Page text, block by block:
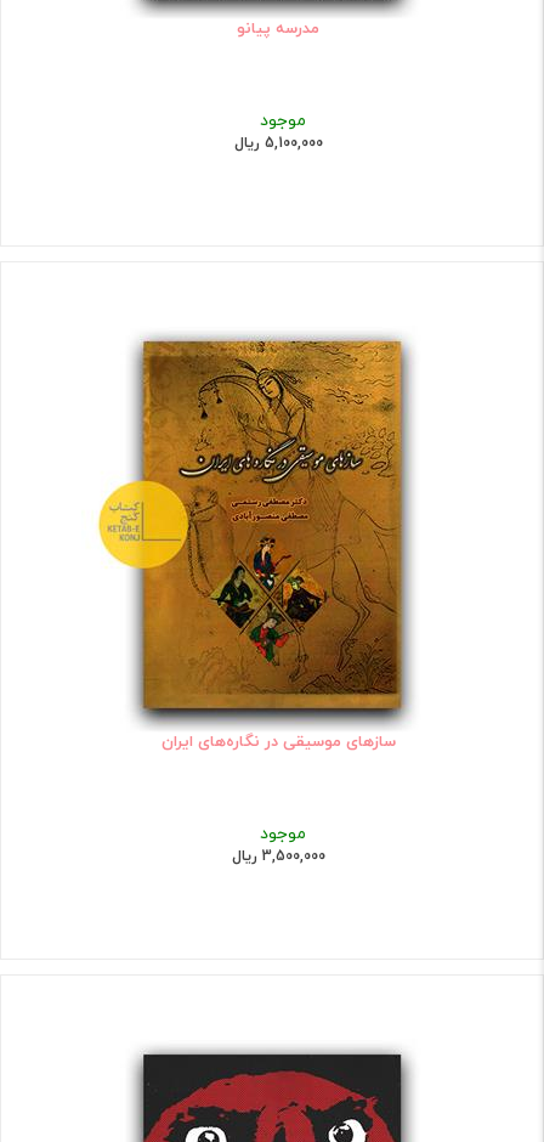
مدرسه پیانو
موجود
5,100,000 ریال
سازهای موسیقی در نگاره‌های ایران
موجود
3,500,000 ریال